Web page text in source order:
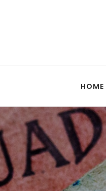
HOME